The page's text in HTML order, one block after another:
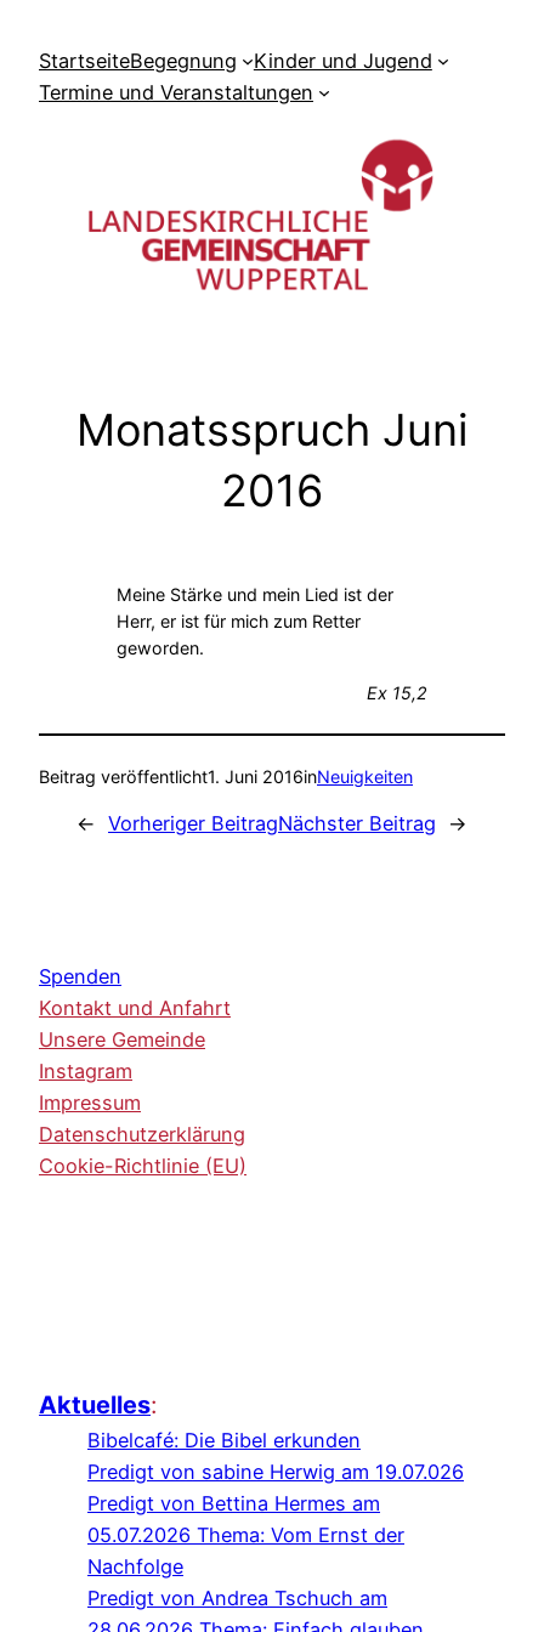
Inhalt
springen
StartseiteBegegnung
Kinder und Jugend
Termine und Veranstaltungen
Monatsspruch Juni
2016
Meine Stärke und mein Lied ist der
Herr, er ist für mich zum Retter
geworden.
Ex 15,2
Beitrag veröffentlicht1. Juni 2016inNeuigkeiten
← Vorheriger BeitragNächster Beitrag →
Spenden
Kontakt und Anfahrt
Unsere Gemeinde
Instagram
Impressum
Datenschutzerklärung
Cookie-Richtlinie (EU)
Aktuelles:
Bibelcafé: Die Bibel erkunden
Predigt von sabine Herwig am 19.07.026
Predigt von Bettina Hermes am
05.07.2026 Thema: Vom Ernst der
Nachfolge
Predigt von Andrea Tschuch am